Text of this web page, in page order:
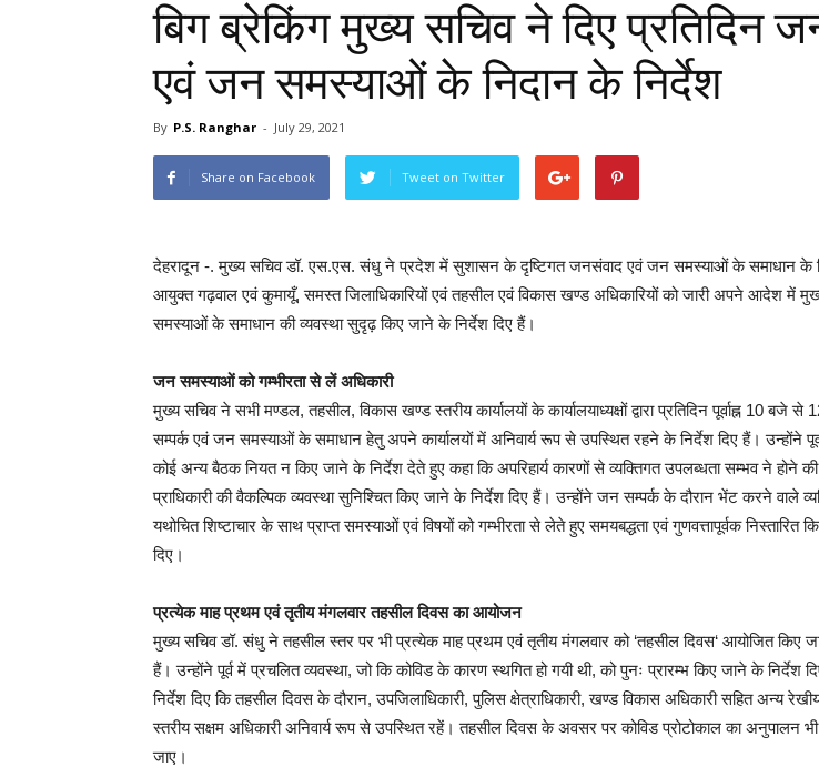
बिग ब्रेकिंग मुख्य सचिव ने दिए प्रतिदिन
एवं जन समस्याओं के निदान के निर्देश
By P.S. Ranghar - July 29, 2021
Share on Facebook Tweet on Twitter
देहरादून -. मुख्य सचिव डॉ. एस.एस. संधु ने प्रदेश में सुशासन के दृष्टिगत जनसंवाद एवं जन समस्याओं के समाधान के
आयुक्त गढ़वाल एवं कुमायूँ, समस्त जिलाधिकारियों एवं तहसील एवं विकास खण्ड अधिकारियों को जारी अपने आदेश में
समस्याओं के समाधान की व्यवस्था सुदृढ़ किए जाने के निर्देश दिए हैं।
जन समस्याओं को गम्भीरता से लें अधिकारी
मुख्य सचिव ने सभी मण्डल, तहसील, विकास खण्ड स्तरीय कार्यालयों के कार्यालयाध्यक्षों द्वारा प्रतिदिन पूर्वाह्न 10 बजे
सम्पर्क एवं जन समस्याओं के समाधान हेतु अपने कार्यालयों में अनिवार्य रूप से उपस्थित रहने के निर्देश दिए हैं। उन्होंने
कोई अन्य बैठक नियत न किए जाने के निर्देश देते हुए कहा कि अपरिहार्य कारणों से व्यक्तिगत उपलब्धता सम्भव ने होने
प्राधिकारी की वैकल्पिक व्यवस्था सुनिश्चित किए जाने के निर्देश दिए हैं। उन्होंने जन सम्पर्क के दौरान भेंट करने वाले
यथोचित शिष्टाचार के साथ प्राप्त समस्याओं एवं विषयों को गम्भीरता से लेते हुए समयबद्धता एवं गुणवत्तापूर्वक निस्तारित
दिए।
प्रत्येक माह प्रथम एवं तृतीय मंगलवार तहसील दिवस का आयोजन
मुख्य सचिव डॉ. संधु ने तहसील स्तर पर भी प्रत्येक माह प्रथम एवं तृतीय मंगलवार को ‘तहसील दिवस‘ आयोजित किए
हैं। उन्होंने पूर्व में प्रचलित व्यवस्था, जो कि कोविड के कारण स्थगित हो गयी थी, को पुनः प्रारम्भ किए जाने के निर्देश
निर्देश दिए कि तहसील दिवस के दौरान, उपजिलाधिकारी, पुलिस क्षेत्राधिकारी, खण्ड विकास अधिकारी सहित अन्य
स्तरीय सक्षम अधिकारी अनिवार्य रूप से उपस्थित रहें। तहसील दिवस के अवसर पर कोविड प्रोटोकाल का अनुपालन भी
जाए।